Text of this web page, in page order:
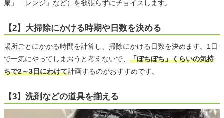
扇」「レンジ」など）を欲張らずにチョイスします。
【2】大掃除にかける時期や日数を決める
場所ごとにかかる時間を計算し、掃除にかける日数を決めます。1日
で一気にやってしまおうと考えないで、 「ぼちぼち」くらいの気持
ちで2～3日にわけて計画するのがおすすめです。
【3】洗剤などの道具を揃える